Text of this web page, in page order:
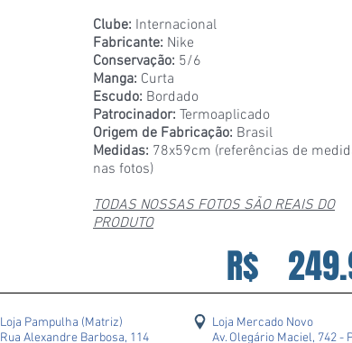
Clube: Internacional
Fabricante: Nike
Conservação: 5/6
Manga: Curta
Escudo: Bordado
Patrocinador: Termoaplicado
Origem de Fabricação: Brasil
Medidas: 78x59cm (referências de
nas fotos)
TODAS NOSSAS FOTOS SÃO REAIS DO
PRODUTO
R$
Loja Pampulha (Matriz)
Rua Alexandre Barbosa, 114
Loja Mercado Novo
Av. Olegário Maciel, 742 -